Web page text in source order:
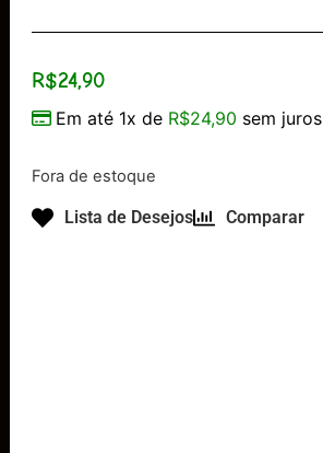
R$24,90
Em até 1x de R$24,90 sem juros
Fora de estoque
Lista de Desejos Comparar